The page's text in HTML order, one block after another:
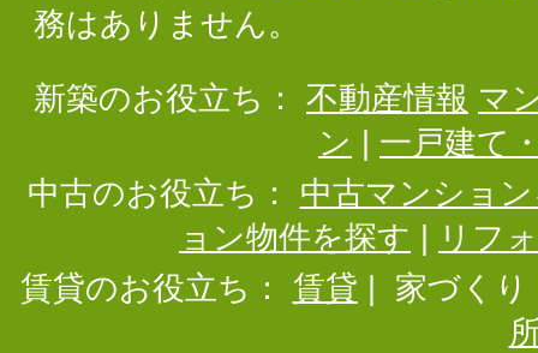
務はありません。
新築のお役立ち： 不動産情報 マ
ン
一戸建て
中古のお役立ち：
中古マンショ
ョン物件を探す
リフ
賃貸のお役立ち：
賃貸
家づくり